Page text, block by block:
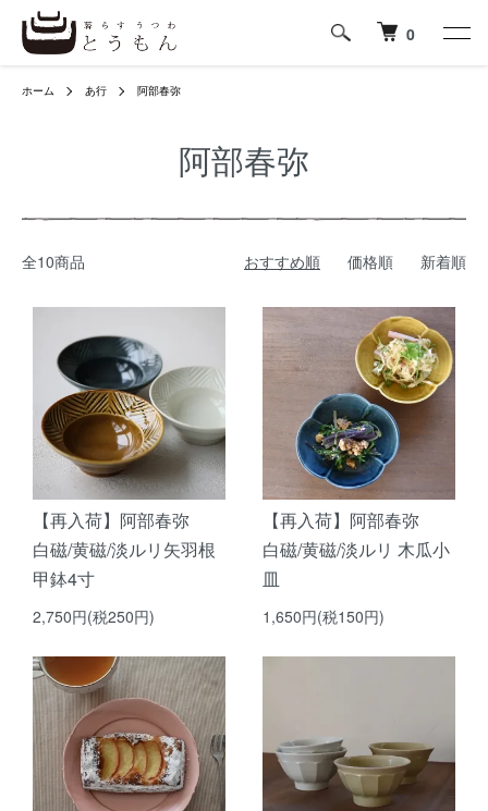
0
ホーム あ行 阿部春弥
阿部春弥
全10商品 おすすめ順 価格順 新着順
【再入荷】阿部春弥
白磁/黄磁/淡ルリ矢羽根
甲鉢4寸
2,750円(税250円)
【再入荷】阿部春弥
白磁/黄磁/淡ルリ 木瓜小
皿
1,650円(税150円)